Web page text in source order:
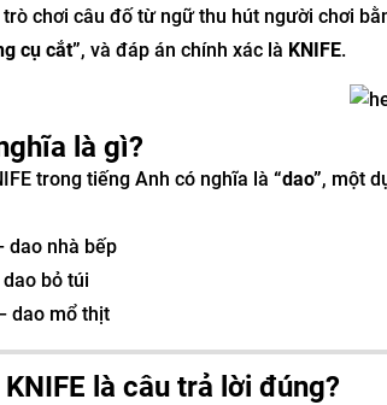
trò chơi câu đố từ ngữ thu hút người chơi
cụ cắt”, và đáp án chính xác là KNIFE.
là gì?
trong tiếng Anh có nghĩa là “dao”, một
dao nhà bếp
bỏ túi
dao mổ thịt
là câu trả lời đúng?